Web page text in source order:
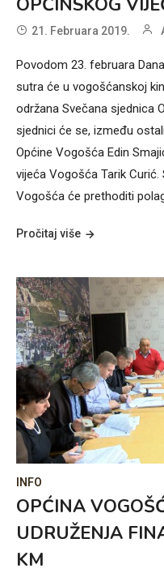
OPĆINSKOG
21. Februara 2019.
Povodom 23. februara
sutra će u vogošćanskoj
održana Svečana sjednica
sjednici će se, između
Općine Vogošća Edin
vijeća Vogošća Tarik
Vogošća će prethoditi
Pročitaj više
INFO
OPĆINA
UDRUŽENJA
KM